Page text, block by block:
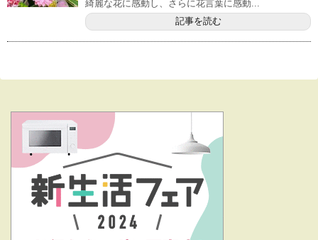
綺麗な花に感動し、さらに花言葉に感動...
記事を読む